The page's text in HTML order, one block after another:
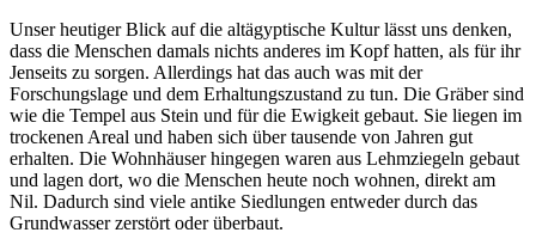
Unser heutiger Blick auf die altägyptische Kultur lässt uns denken,
dass die Menschen damals nichts anderes im Kopf hatten, als für ihr
Jenseits zu sorgen. Allerdings hat das auch was mit der
Forschungslage und dem Erhaltungszustand zu tun. Die Gräber sind
wie die Tempel aus Stein und für die Ewigkeit gebaut. Sie liegen im
trockenen Areal und haben sich über tausende von Jahren gut
erhalten. Die Wohnhäuser hingegen waren aus Lehmziegeln gebaut
und lagen dort, wo die Menschen heute noch wohnen, direkt am
Nil. Dadurch sind viele antike Siedlungen entweder durch das
Grundwasser zerstört oder überbaut.